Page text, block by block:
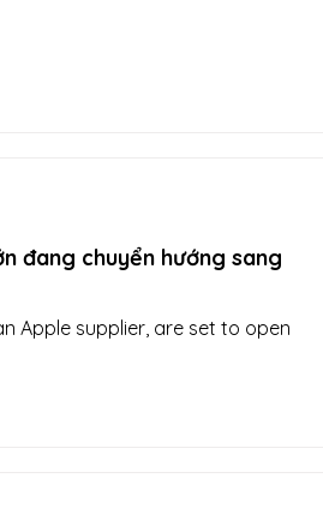
đang chuyển hướng sang
Apple supplier, are set to open